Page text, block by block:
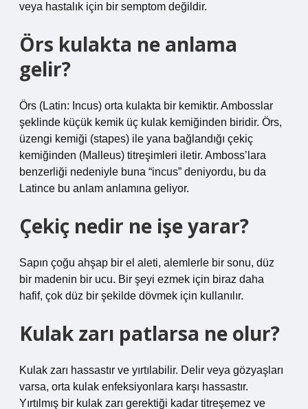
veya hastalık için bir semptom değildir.
Örs kulakta ne anlama
gelir?
Örs (Latin: Incus) orta kulakta bir kemiktir. Ambosslar
şeklinde küçük kemik üç kulak kemiğinden biridir. Örs,
üzengi kemiği (stapes) ile yana bağlandığı çekiç
kemiğinden (Malleus) titreşimleri iletir. Amboss’lara
benzerliği nedeniyle buna “incus” deniyordu, bu da
Latince bu anlam anlamına geliyor.
Çekiç nedir ne işe yarar?
Sapın çoğu ahşap bir el aleti, alemlerle bir sonu, düz
bir madenin bir ucu. Bir şeyi ezmek için biraz daha
hafif, çok düz bir şekilde dövmek için kullanılır.
Kulak zarı patlarsa ne olur?
Kulak zarı hassastır ve yırtılabilir. Delir veya gözyaşları
varsa, orta kulak enfeksiyonlara karşı hassastır.
Yırtılmış bir kulak zarı gerektiği kadar titreşemez ve